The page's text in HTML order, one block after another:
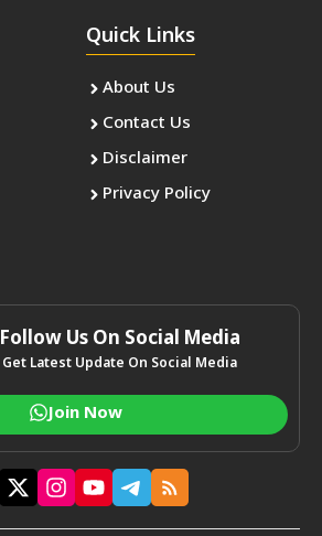
Quick Links
About Us
Contact Us
Disclaimer
Privacy Policy
Follow Us On Social Media
Get Latest Update On Social Media
Join Now